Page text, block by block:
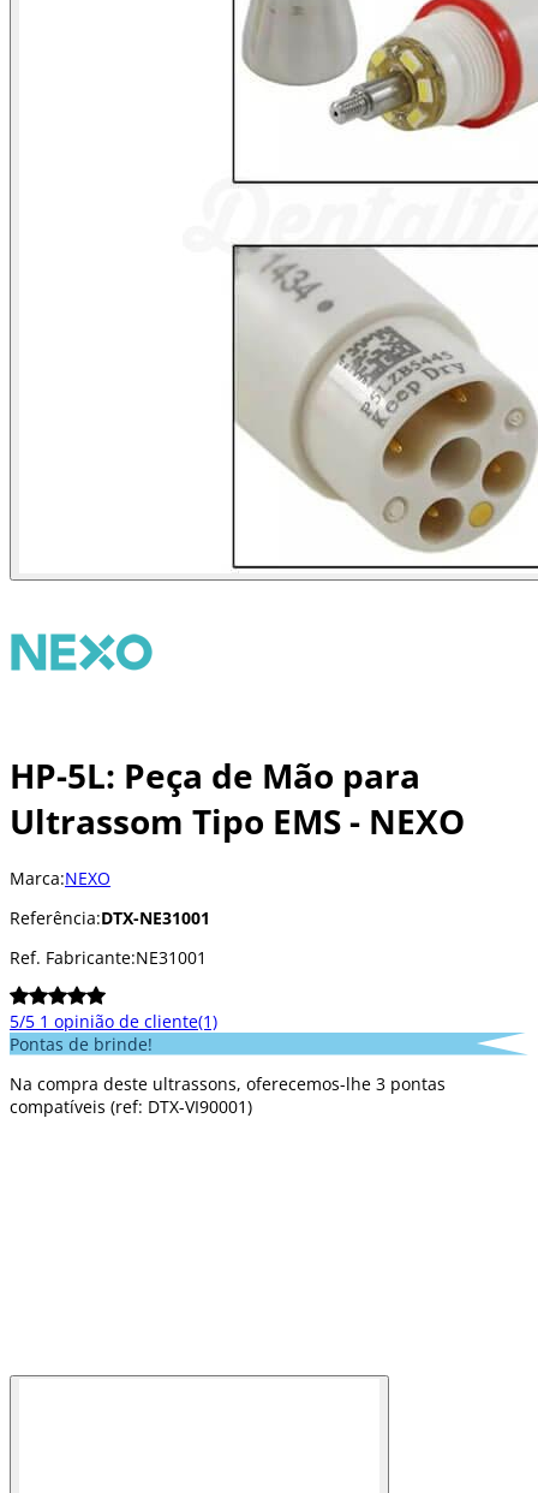
HP-5L: Peça de Mão para
Ultrassom Tipo EMS - NEXO
Marca:NEXO
Referência:DTX-NE31001
Ref. Fabricante:NE31001
5/5 1 opinião de cliente(1)
Pontas de brinde!
Na compra deste ultrassons, oferecemos-lhe 3 pontas
compatíveis (ref: DTX-VI90001)